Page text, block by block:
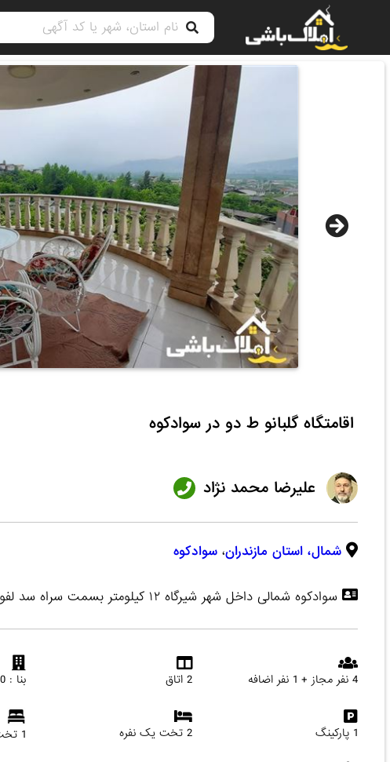
اقامتگاه گلبانو ط دو در سوادکوه
علیرضا محمد نژاد
شمال، استان مازندران، سوادکوه
سوادکوه شمالی داخل شهر شیرگاه ۱۲ کیلومتر بسمت سراه سد لفور
4 نفر مجاز + 1 نفر اضافه 2 اتاق بنا : 130 متر
1 پارکینگ 2 تخت یک نفره 1 تخت دو نفره